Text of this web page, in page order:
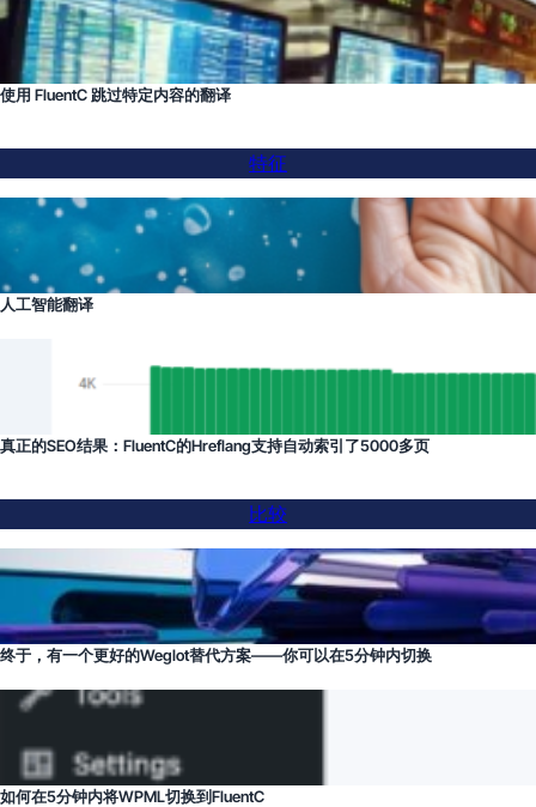
使用 FluentC 跳过特定内容的翻译
特征
人工智能翻译
真正的SEO结果：FluentC的Hreflang支持自动索引了5000多页
比较
终于，有一个更好的Weglot替代方案——你可以在5分钟内切换
如何在5分钟内将WPML切换到FluentC